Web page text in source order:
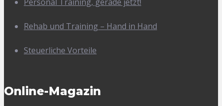
Rehab und Training – Hand in Hand
Steuerliche Vorteile
Online-Magazin